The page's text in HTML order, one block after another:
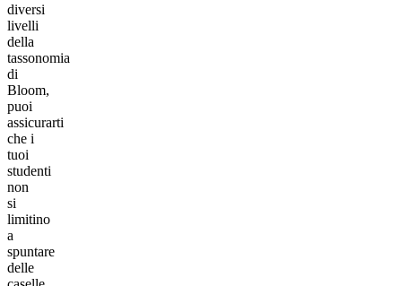
diversi
livelli
della
tassonomia
di
Bloom,
puoi
assicurarti
che i
tuoi
studenti
non
si
limitino
a
spuntare
delle